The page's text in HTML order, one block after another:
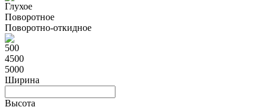
Глухое
Поворотное
Поворотно-откидное
500
4500
5000
Ширина
Высота